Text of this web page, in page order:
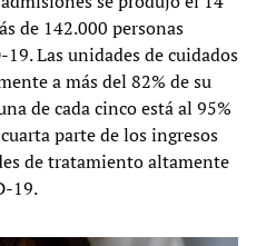
de 142.000 personas
Las unidades de cuidados
a más del 82% de su
de cada cinco está al 95%
parte de los ingresos
de tratamiento altamente
19.